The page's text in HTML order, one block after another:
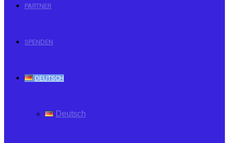
PARTNER
SPENDEN
DEUTSCH
Deutsch